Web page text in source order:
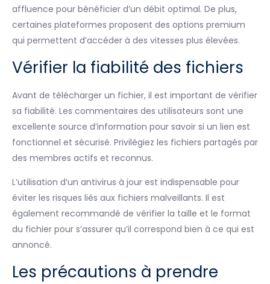
affluence pour bénéficier d’un débit optimal. De plus,
certaines plateformes proposent des options premium
qui permettent d’accéder à des vitesses plus élevées.
Vérifier la fiabilité des fichiers
Avant de télécharger un fichier, il est important de vérifier
sa fiabilité. Les commentaires des utilisateurs sont une
excellente source d’information pour savoir si un lien est
fonctionnel et sécurisé. Privilégiez les fichiers partagés par
des membres actifs et reconnus.
L’utilisation d’un antivirus à jour est indispensable pour
éviter les risques liés aux fichiers malveillants. Il est
également recommandé de vérifier la taille et le format
du fichier pour s’assurer qu’il correspond bien à ce qui est
annoncé.
Les précautions à prendre